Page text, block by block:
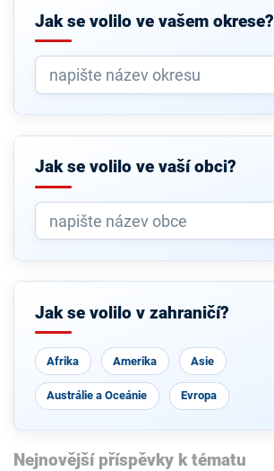
Jak se volilo ve vašem okrese?
Jak se volilo ve vaší obci?
Jak se volilo v zahraničí?
Afrika Amerika Asie
Austrálie a Oceánie Evropa
Nejnovější příspěvky k tématu